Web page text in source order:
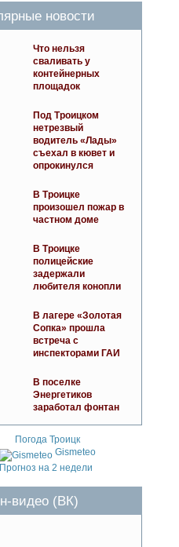
новости
Что нельзя
сваливать у
контейнерных
площадок
Под Троицком
нетрезвый
водитель «Лады»
съехал в кювет и
опрокинулся
В Троицке
произошел пожар в
частном доме
В Троицке
полицейские
задержали
любителя конопли
В лагере «Золотая
Сопка» прошла
встреча с
инспекторами ГАИ
В поселке
Энергетиков
заработал фонтан
Погода Троицк
Gismeteo
Прогноз на 2 недели
видео (ВК)